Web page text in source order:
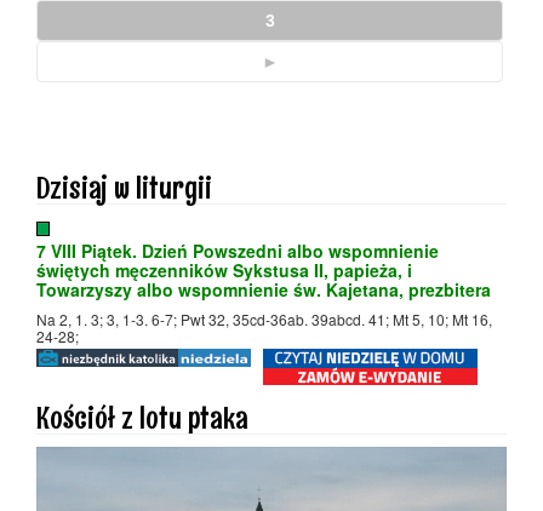
3
►
Dzisiaj w liturgii
7 VIII Piątek. Dzień Powszedni albo wspomnienie
świętych męczenników Sykstusa II, papieża, i
Towarzyszy albo wspomnienie św. Kajetana, prezbitera
Na 2, 1. 3; 3, 1-3. 6-7; Pwt 32, 35cd-36ab. 39abcd. 41; Mt 5, 10; Mt 16,
24-28;
Kościół z lotu ptaka